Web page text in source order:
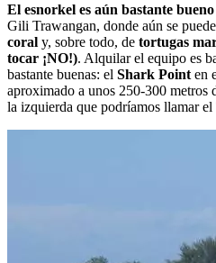
El esnorkel es aún bastante
Gili Trawangan, donde aún se
coral y, sobre todo, de tortugas
tocar ¡NO!). Alquilar el equipo es
bastante buenas: el Shark Point en
aproximado a unos 250-300 metros
la izquierda que podríamos llamar el